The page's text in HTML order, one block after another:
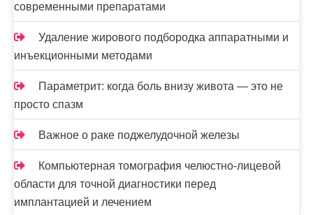
современными препаратами
Удаление жирового подбородка аппаратными и
инъекционными методами
Параметрит: когда боль внизу живота — это не
просто спазм
Важное о раке поджелудочной железы
Компьютерная томография челюстно-лицевой
области для точной диагностики перед
имплантацией и лечением